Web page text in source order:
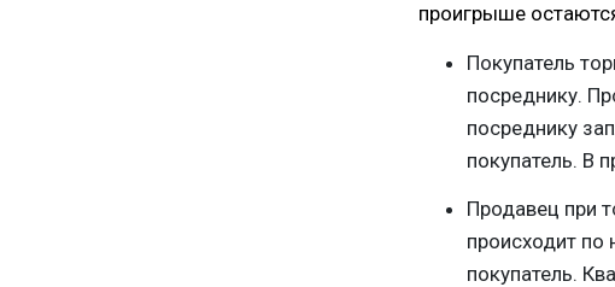
проигрыше
Покупатель
посреднику.
посреднику
покупатель. В
Продавец при
происходит по
покупатель.